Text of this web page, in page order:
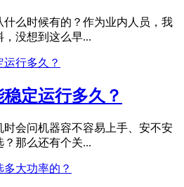
什么时候有的？作为业内人员，我
没想到这么早...
定运行多久？
时会问机器容不容易上手、安不安
那么还有个关...